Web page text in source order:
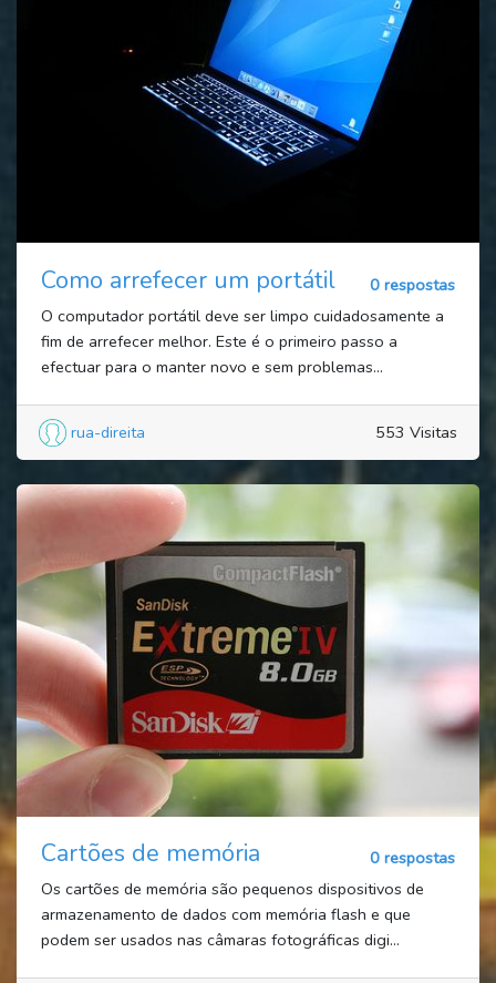
Como arrefecer um portátil
0 respostas
O computador portátil deve ser limpo cuidadosamente a
fim de arrefecer melhor. Este é o primeiro passo a
efectuar para o manter novo e sem problemas...
rua-direita 553 Visitas
Cartões de memória
0 respostas
Os cartões de memória são pequenos dispositivos de
armazenamento de dados com memória flash e que
podem ser usados nas câmaras fotográficas digi...